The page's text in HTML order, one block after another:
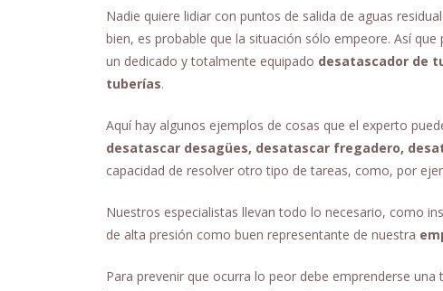
Nadie quiere lidiar con puntos de salida de aguas
bien, es probable que la situación sólo empeore. Así
un dedicado y totalmente equipado desatascador de
tuberías.
Aquí hay algunos ejemplos de cosas que el experto
desatascar desagües, desatascar fregadero,
capacidad de resolver otro tipo de tareas, como, por
Nuestros especialistas llevan todo lo necesario, como
de alta presión como buen representante de nuestra
Para prevenir que ocurra lo peor debe emprenderse